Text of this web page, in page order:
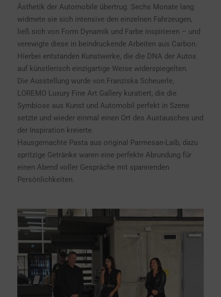
Ästhetik der Automobile übertrug. Sechs Monate lang
widmete sie sich intensive den einzelnen Fahrzeugen,
ließ sich von Form Dynamik und Farbe inspirieren – und
verewigte diese in beindruckende Arbeiten aus Carbon.
Hierbei entstanden Kunstwerke, die die DNA der Autos
auf künstlerisch einzigartige Weise widerspiegelten.
Die Ausstellung wurde von Franziska Scheuerle,
LOREMO Luxury Fine Art Gallery kuratiert, die die
Symbiose aus Kunst und Automobil perfekt in Szene
setzte und wieder einmal einen Ort des Austausches und
der Inspiration kreierte.
Hausgemachte Pasta aus original Parmesan-Laib, dazu
spritzige Getränke waren eine perfekte Abrundung für
einen Abend voller Gespräche mit spannenden
Persönlichkeiten.